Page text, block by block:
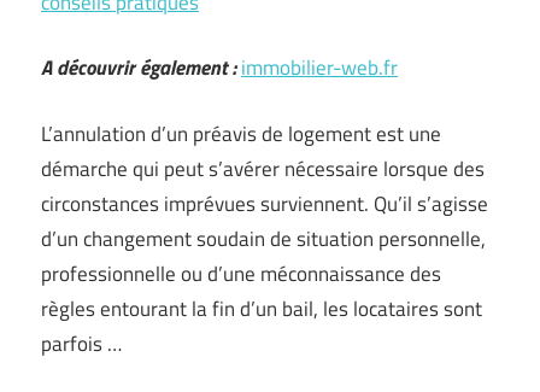
A découvrir également :immobilier-web.fr
L’annulation d’un préavis de logement est une
démarche qui peut s’avérer nécessaire lorsque des
circonstances imprévues surviennent. Qu’il s’agisse
d’un changement soudain de situation personnelle,
professionnelle ou d’une méconnaissance des
règles entourant la fin d’un bail, les locataires sont
parfois …